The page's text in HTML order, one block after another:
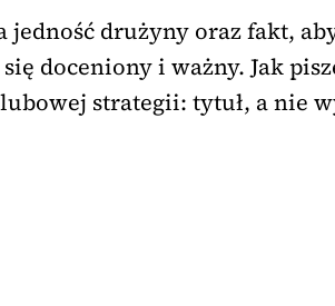
jedność drużyny oraz fakt,
doceniony i ważny. Jak
strategii: tytuł, a nie